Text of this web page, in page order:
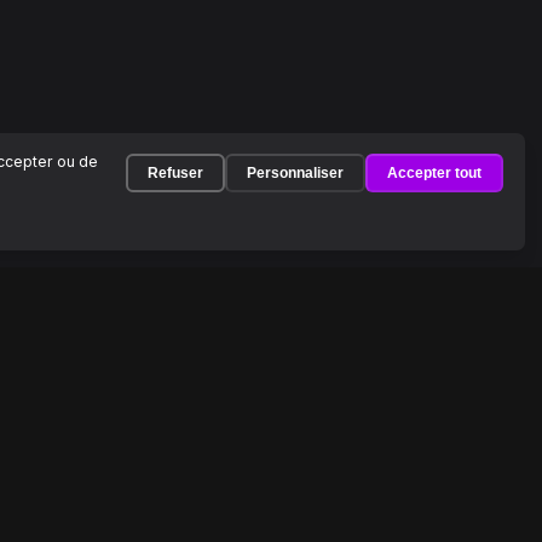
ou de
Refuser Personnaliser Accepter tout